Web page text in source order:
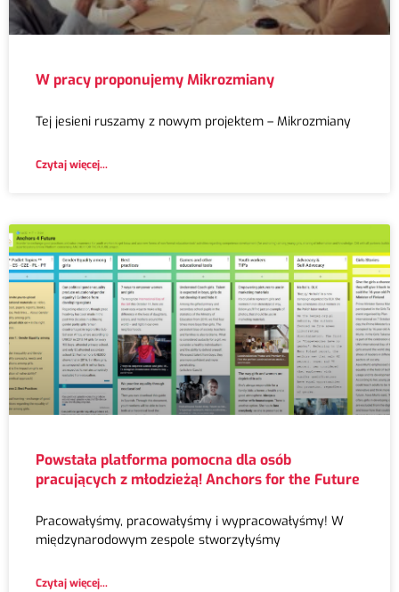
W pracy proponujemy Mikrozmiany
Tej jesieni ruszamy z nowym projektem – Mikrozmiany
Czytaj więcej...
Powstała platforma pomocna dla osób
pracujących z młodzieżą! Anchors for the Future
Pracowałyśmy, pracowałyśmy i wypracowałyśmy! W
międzynarodowym zespole stworzyłyśmy
Czytaj więcej...